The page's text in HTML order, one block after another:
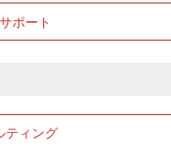
ポート
ティング